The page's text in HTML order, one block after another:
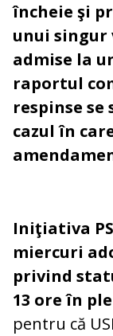
încheie şi
unui
admise la
raportul
respinse
cazul în
Iniţiativa
miercuri
privind
13 ore în
pentru că